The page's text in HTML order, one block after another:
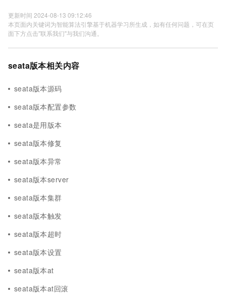
更新时间 2024-08-13 09:12:46
本页面内关键词为智能算法引擎基于机器学习所生成，如有任何问题，可在页
面下方点击"联系我们"与我们沟通。
seata版本相关内容
seata版本源码
seata版本配置参数
seata是用版本
seata版本修复
seata版本异常
seata版本server
seata版本集群
seata版本触发
seata版本超时
seata版本设置
seata版本at
seata版本at回滚